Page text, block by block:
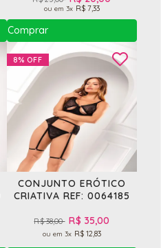
3x R$ 7,33
8% OFF
CONJUNTO ERÓTICO
CRIATIVA REF: 0064185
R$ 38,00 R$ 35,00
3x R$ 12,83